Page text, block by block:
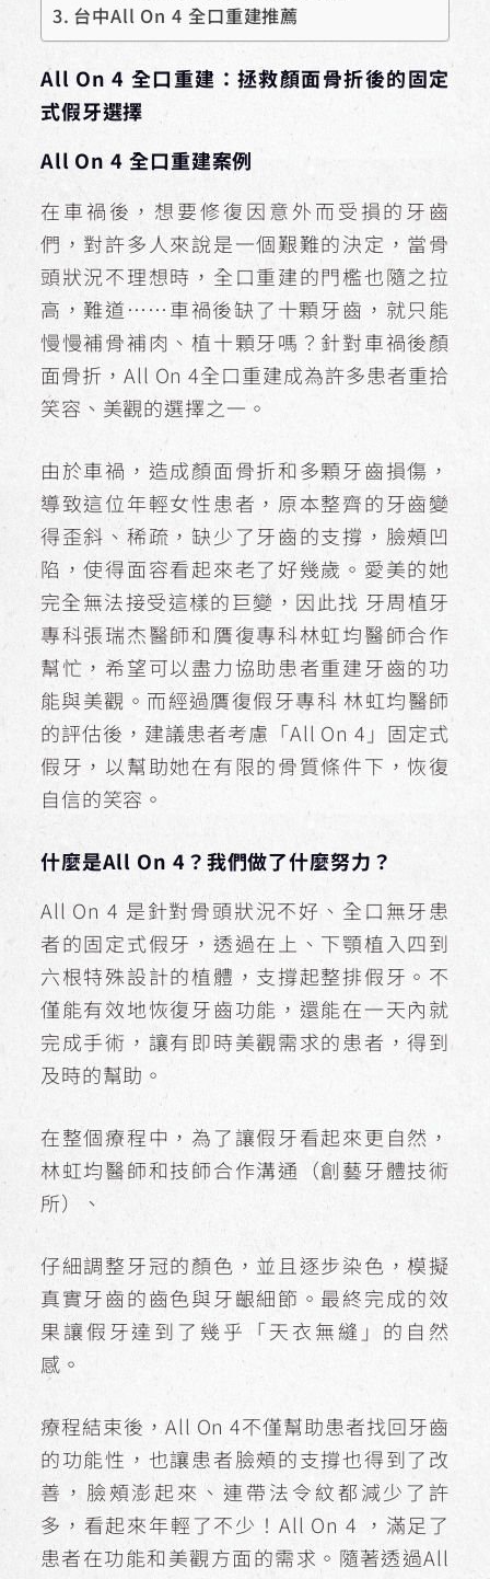
台中All On 4 全口重建推薦
All On 4 全口重建：拯救顏面骨折後的固定
式假牙選擇
All On 4 全口重建案例
在車禍後，想要修復因意外而受損的牙齒
們，對許多人來說是一個艱難的決定，當骨
頭狀況不理想時，全口重建的門檻也隨之拉
高，難道……車禍後缺了十顆牙齒，就只能
慢慢補骨補肉、植十顆牙嗎？針對車禍後顏
面骨折，All On 4全口重建成為許多患者重拾
笑容、美觀的選擇之一。
由於車禍，造成顏面骨折和多顆牙齒損傷，
導致這位年輕女性患者，原本整齊的牙齒變
得歪斜、稀疏，缺少了牙齒的支撐，臉頰凹
陷，使得面容看起來老了好幾歲。愛美的她
完全無法接受這樣的巨變，因此找 牙周植牙
專科張瑞杰醫師和贋復專科林虹均醫師合作
幫忙，希望可以盡力協助患者重建牙齒的功
能與美觀。而經過贋復假牙專科 林虹均醫師
的評估後，建議患者考慮「All On 4」固定式
假牙，以幫助她在有限的骨質條件下，恢復
自信的笑容。
什麼是All On 4？我們做了什麼努力？
All On 4 是針對骨頭狀況不好、全口無牙患
者的固定式假牙，透過在上、下顎植入四到
六根特殊設計的植體，支撐起整排假牙。不
僅能有效地恢復牙齒功能，還能在一天內就
完成手術，讓有即時美觀需求的患者，得到
及時的幫助。
在整個療程中，為了讓假牙看起來更自然，
林虹均醫師和技師合作溝通（創藝牙體技術
所）、
仔細調整牙冠的顏色，並且逐步染色，模擬
真實牙齒的齒色與牙齦細節。最終完成的效
果讓假牙達到了幾乎「天衣無縫」的自然
感。
療程結束後，All On 4不僅幫助患者找回牙齒
的功能性，也讓患者臉頰的支撐也得到了改
善，臉頰澎起來、連帶法令紋都減少了許
多，看起來年輕了不少！All On 4 ，滿足了
患者在功能和美觀方面的需求。隨著透過All